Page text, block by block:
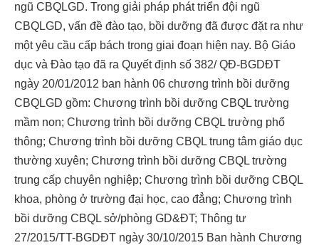
ngũ CBQLGD. Trong giải pháp phát triển đội ngũ
CBQLGD, vấn đề đào tạo, bồi dưỡng đã được đặt ra như
một yêu cầu cấp bách trong giai đoạn hiện nay. Bộ Giáo
dục và Đào tạo đã ra Quyết định số 382/ QĐ-BGDĐT
ngày 20/01/2012 ban hành 06 chương trình bồi dưỡng
CBQLGD gồm: Chương trình bồi dưỡng CBQL trường
mầm non; Chương trình bồi dưỡng CBQL trường phổ
thông; Chương trình bồi dưỡng CBQL trung tâm giáo dục
thường xuyên; Chương trình bồi dưỡng CBQL trường
trung cấp chuyên nghiệp; Chương trình bồi dưỡng CBQL
khoa, phòng ở trường đại học, cao đẳng; Chương trình
bồi dưỡng CBQL sở/phòng GD&ĐT; Thông tư
27/2015/TT-BGDĐT ngày 30/10/2015 Ban hành Chương